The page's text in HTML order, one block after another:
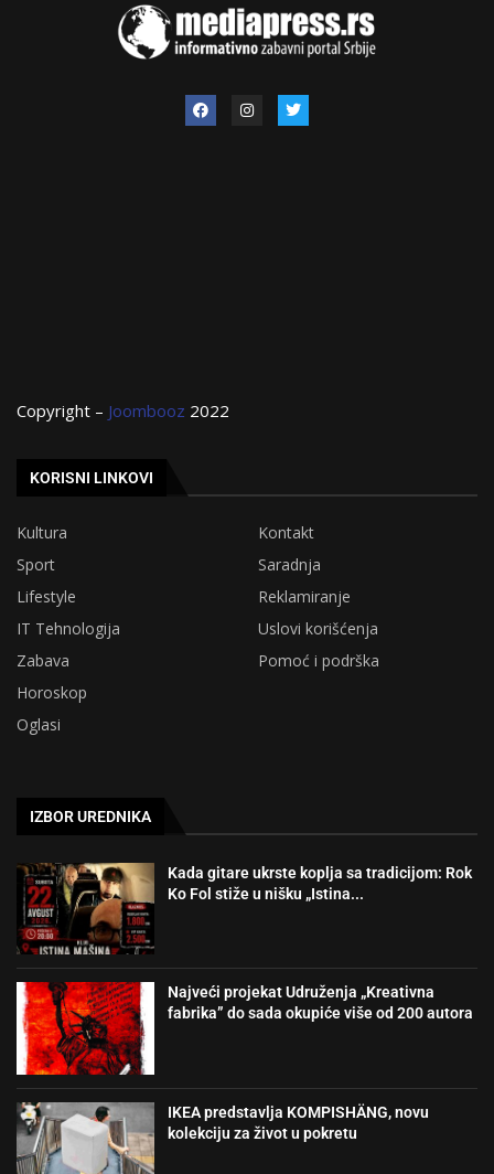
Copyright – Joombooz 2022
KORISNI LINKOVI
Kultura
Kontakt
Sport
Saradnja
Lifestyle
Reklamiranje
IT Tehnologija
Uslovi korišćenja
Zabava
Pomoć i podrška
Horoskop
Oglasi
IZBOR UREDNIKA
Kada gitare ukrste koplja sa tradicijom: Rok
Ko Fol stiže u nišku „Istina...
Najveći projekat Udruženja „Kreativna
fabrika” do sada okupiće više od 200 autora
IKEA predstavlja KOMPISHÄNG, novu
kolekciju za život u pokretu